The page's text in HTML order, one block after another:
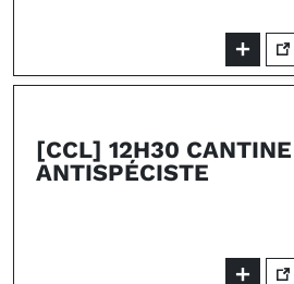
[CCL] 12H30 CANTINE
ANTISPÉCISTE